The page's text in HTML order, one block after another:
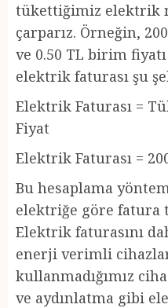
tükettiğimiz elektrik
çarparız. Örneğin,
ve 0.50 TL birim
elektrik faturası şu
Elektrik Faturası =
Fiyat
Elektrik Faturası =
Bu hesaplama
elektriğe göre fatura
Elektrik faturasını
enerji verimli
kullanmadığımız
ve aydınlatma gibi